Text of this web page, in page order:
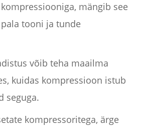
mängib see
tooni ja tunde
võib teha maailma
kuidas kompressioon istub
seguga.
kompressoritega, ärge